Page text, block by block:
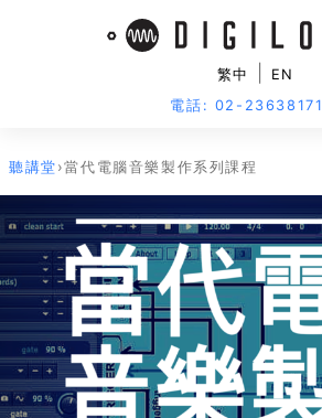
繁中
EN
電話: 02-23638171
聽講堂›當代電腦音樂製作系列課程